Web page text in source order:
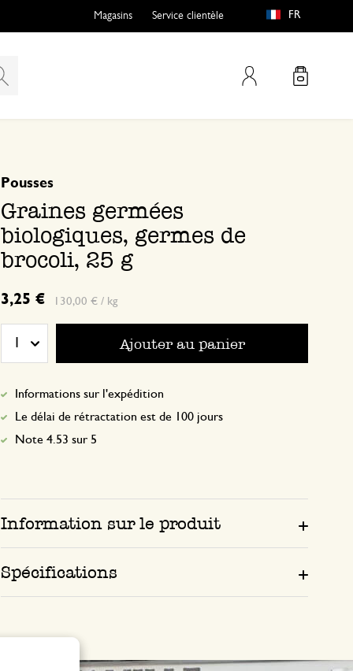
Mon compte
Magasins Service clientèle FR
Graines germées
biologiques, germes de
brocoli, 25 g
Pousses
3,25 € 130,00 € / kg
Ajouter au panier
Informations sur l'expédition
Le délai de rétractation est de 100 jours
Note 4.53 sur 5
Information sur le produit
Spécifications